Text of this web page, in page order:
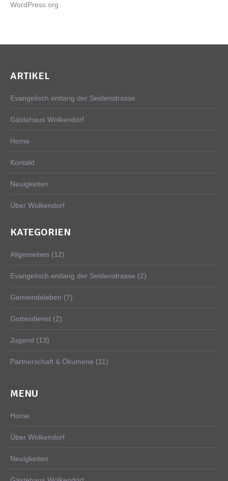
WordPress.org
ARTIKEL
Evangelisch entlang der Seidenstrasse
Gästehaus Wolkendorf
Home
Kontakt
Neuigkeiten
Über Wolkendorf
KATEGORIEN
Allgemeines (12)
Evangelisch entlang der Seidenstrasse (2)
Gemeindeleben (7)
Gottesdienst (2)
Jugend (13)
Partnerschaft & Ökumene (11)
MENU
Home
Über Wolkendorf
Neuigkeiten